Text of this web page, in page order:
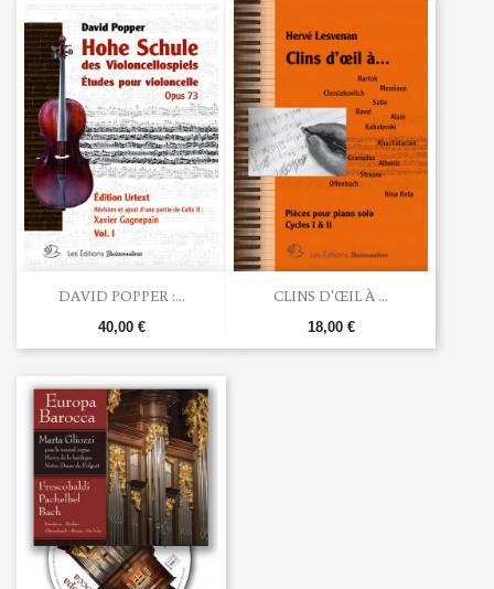
DAVID POPPER :...
40,00 €
CLINS D'ŒIL À ...
18,00 €